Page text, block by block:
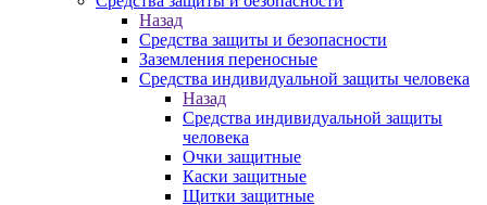
Назад
Средства защиты и безопасности
Заземления переносные
Средства индивидуальной защиты человека
Назад
Средства индивидуальной защиты
человека
Очки защитные
Каски защитные
Щитки защитные